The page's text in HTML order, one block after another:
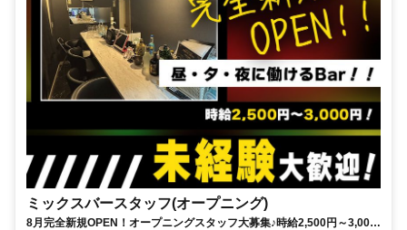
ミックスバースタッフ(オープニング)
8月完全新規OPEN！オープニングスタッフ大募集♪時給2,500円～3,000